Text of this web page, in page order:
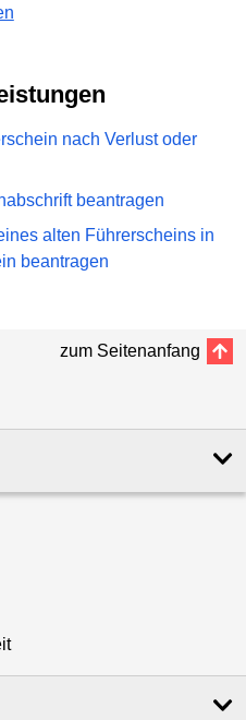
nach Verlust oder
beantragen
alten Führerscheins in
beantragen
zum Seitenanfang